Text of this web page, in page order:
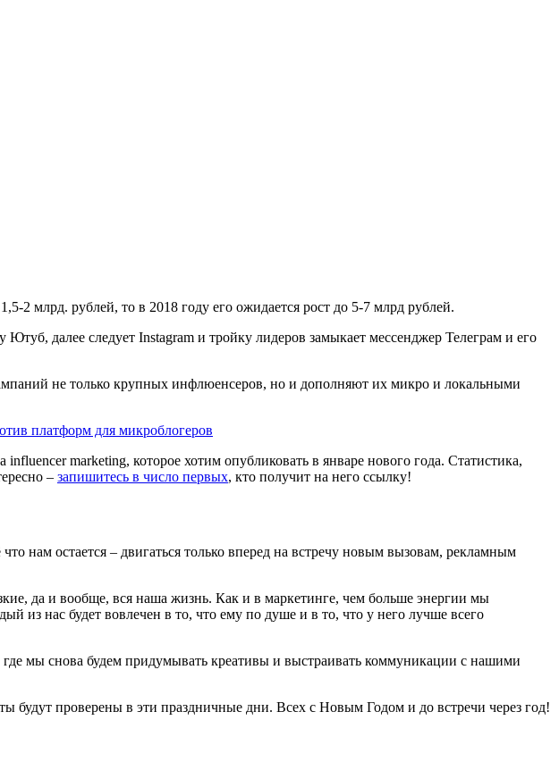
2 млрд. рублей, то в 2018 году его ожидается рост до 5-7 млрд рублей.
далее следует Instagram и тройку лидеров замыкает мессенджер Телеграм и его
не только крупных инфлюенсеров, но и дополняют их микро и локальными
платформ для микроблогеров
marketing, которое хотим опубликовать в январе нового года. Статистика,
– запишитесь в число первых, кто получит на него ссылку!
нам остается – двигаться только вперед на встречу новым вызовам, рекламным
да и вообще, вся наша жизнь. Как и в маркетинге, чем больше энергии мы
из нас будет вовлечен в то, что ему по душе и в то, что у него лучше всего
мы снова будем придумывать креативы и выстраивать коммуникации с нашими
будут проверены в эти праздничные дни. Всех с Новым Годом и до встречи через год!